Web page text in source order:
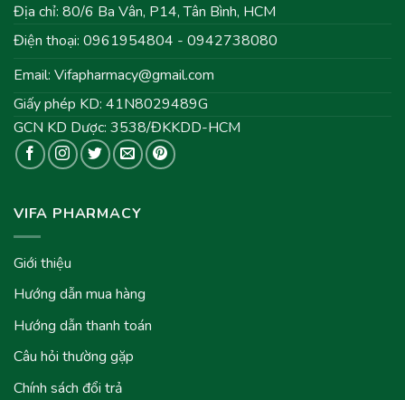
Địa chỉ: 80/6 Ba Vân, P14, Tân Bình, HCM
Điện thoại: 0961954804 - 0942738080
Email: Vifapharmacy@gmail.com
Giấy phép KD: 41N8029489G
GCN KD Dược: 3538/ĐKKDD-HCM
VIFA PHARMACY
Giới thiệu
Hướng dẫn mua hàng
Hướng dẫn thanh toán
Câu hỏi thường gặp
Chính sách đổi trả